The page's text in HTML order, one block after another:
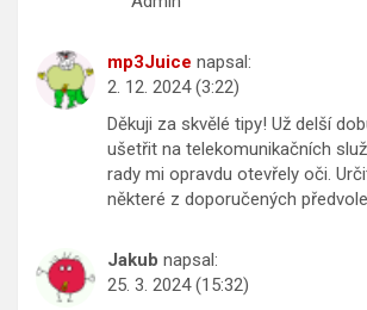
mp3Juice napsal:
2. 12. 2024 (3:22)
Děkuji za skvělé tipy! Už delší
ušetřit na telekomunikačních
rady mi opravdu otevřely oči.
některé z doporučených
Jakub napsal:
25. 3. 2024 (15:32)